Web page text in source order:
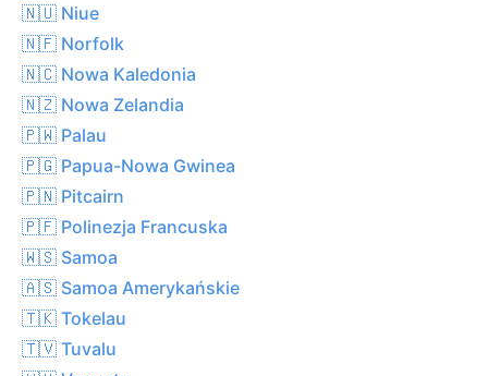
🇳🇺 Niue
🇳🇫 Norfolk
🇳🇨 Nowa Kaledonia
🇳🇿 Nowa Zelandia
🇵🇼 Palau
🇵🇬 Papua-Nowa Gwinea
🇵🇳 Pitcairn
🇵🇫 Polinezja Francuska
🇼🇸 Samoa
🇦🇸 Samoa Amerykańskie
🇹🇰 Tokelau
🇹🇻 Tuvalu